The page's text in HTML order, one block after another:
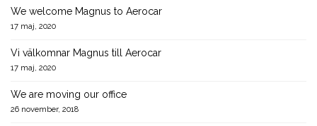
We welcome Magnus to Aerocar
17 maj, 2020
Vi välkomnar Magnus till Aerocar
17 maj, 2020
We are moving our office
26 november, 2018